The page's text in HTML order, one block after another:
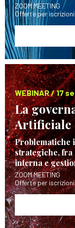
ZOOM MEETING
Offerte per
WEBINAR / 17
La
Artificiale
Problematiche
strategiche, fra
interna e
ZOOM MEETING
Offerte per